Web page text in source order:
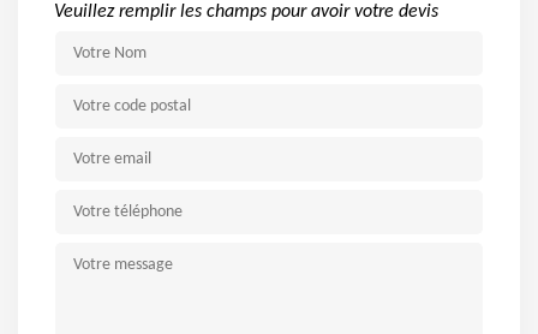
Veuillez remplir les champs pour avoir votre devis